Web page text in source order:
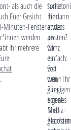
als auch die
Euer Gesicht
Minuten-Fenster
werden
Ihr mehrere
hier
anders
als
wir
es
von
den
gängigen
Social-
Media-
solltet
Ihr dann
etwas
posten?
Ganz
einfach:
Erst
wenn Ihr
Euer
eigenes
Bild
gepostet